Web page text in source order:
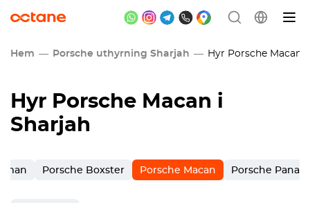
Hem Porsche uthyrning Sharjah Hyr Porsche Macan i
Hyr Porsche Macan i
Sharjah
Porsche Boxster Porsche Macan Porsche